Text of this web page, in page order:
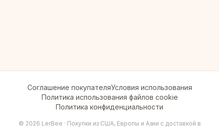
Соглашение покупателяУсловия использования
Политика использования файлов cookie
Политика конфиденциальности
© 2026 LerBee · Покупки из США, Европы и Азии с доставкой в